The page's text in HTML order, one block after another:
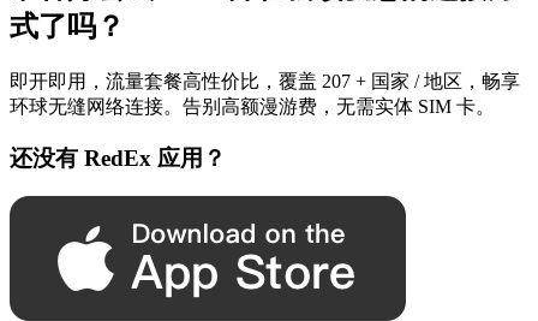
式了吗？
即开即用，流量套餐高性价比，覆盖 207 + 国家 / 地区，畅享
环球无缝网络连接。告别高额漫游费，无需实体 SIM 卡。
还没有 RedEx 应用？